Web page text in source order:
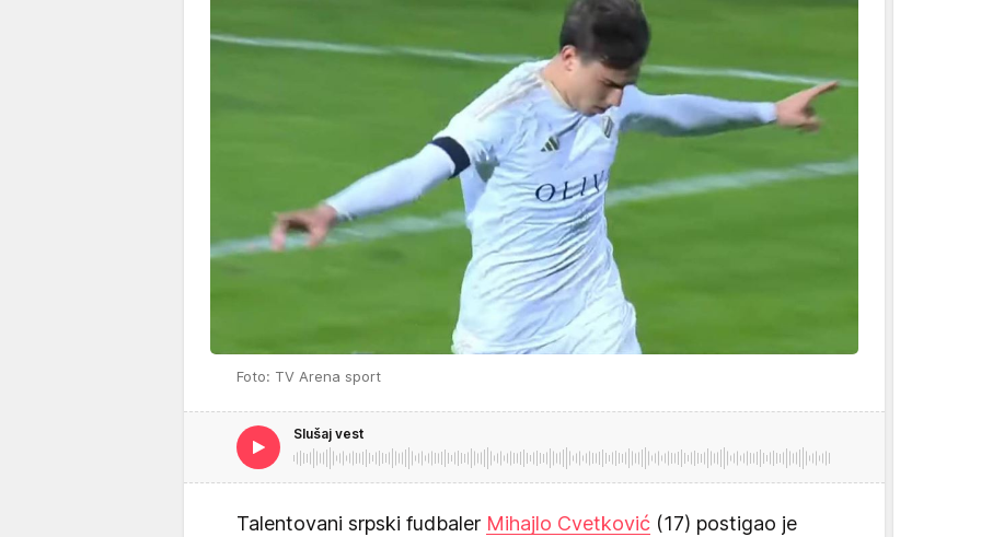
Foto: TV Arena sport
Slušaj vest
Talentovani srpski fudbaler Mihajlo Cvetković (17) postigao je